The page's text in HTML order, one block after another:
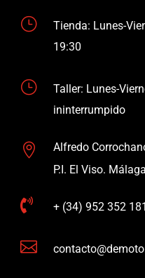
}
Tienda: Lunes-
19:30
}
Taller: Lunes-
ininterrumpido

Alfredo
P.I. El Viso.
 + (34) 952 352 181
